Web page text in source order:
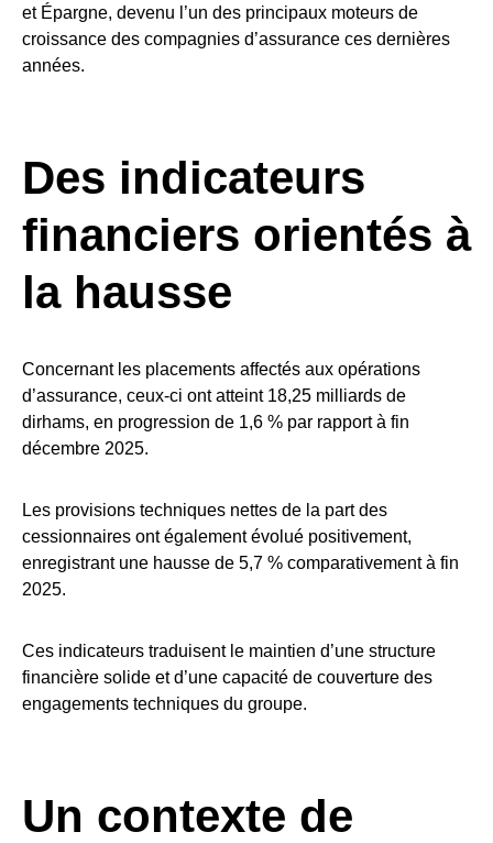
et Épargne, devenu l’un des principaux moteurs de
croissance des compagnies d’assurance ces dernières
années.
Des indicateurs
financiers orientés à
la hausse
Concernant les placements affectés aux opérations
d’assurance, ceux-ci ont atteint 18,25 milliards de
dirhams, en progression de 1,6 % par rapport à fin
décembre 2025.
Les provisions techniques nettes de la part des
cessionnaires ont également évolué positivement,
enregistrant une hausse de 5,7 % comparativement à fin
2025.
Ces indicateurs traduisent le maintien d’une structure
financière solide et d’une capacité de couverture des
engagements techniques du groupe.
Un contexte de